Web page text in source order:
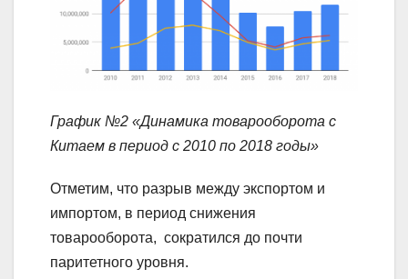
График №2 «Динамика товарооборота с
Китаем в период с 2010 по 2018 годы»
Отметим, что разрыв между экспортом и
импортом, в период снижения
товарооборота, сократился до почти
паритетного уровня.